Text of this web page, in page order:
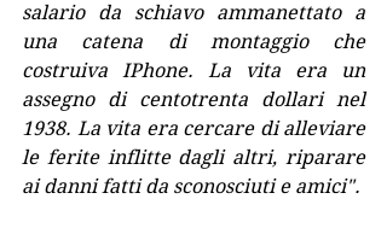
salario da schiavo ammanettato a
una catena di montaggio che
costruiva IPhone. La vita era un
assegno di centotrenta dollari nel
1938. La vita era cercare di alleviare
le ferite inflitte dagli altri, riparare
ai danni fatti da sconosciuti e amici".